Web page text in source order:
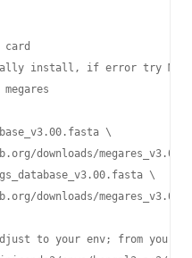
install, if error try
\
downloads/
\
downloads/
to your env; from your